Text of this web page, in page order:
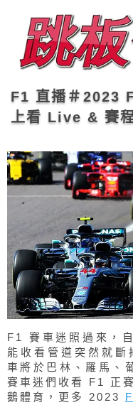
F1 直播＃2023
上看 Live & 賽
F1 賽車迷照過來，
能收看管道突然就
車將於巴林、羅馬、
賽車迷們收看 F1 正
鵝體育，更多 2023